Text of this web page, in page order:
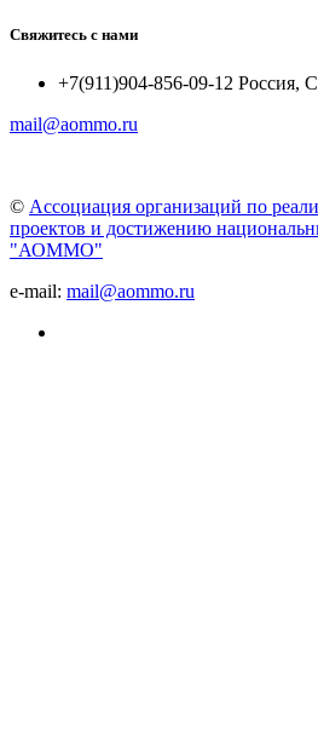
Свяжитесь с нами
+7(911)904-856-09-12 Россия,
mail@aommo.ru
© Ассоциация организаций по
проектов и достижению
"АОММО"
e-mail: mail@aommo.ru